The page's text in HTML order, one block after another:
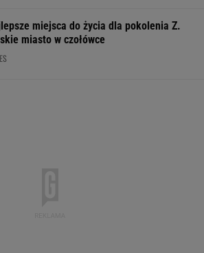
miejsca do życia dla pokolenia Z.
miasto w czołówce